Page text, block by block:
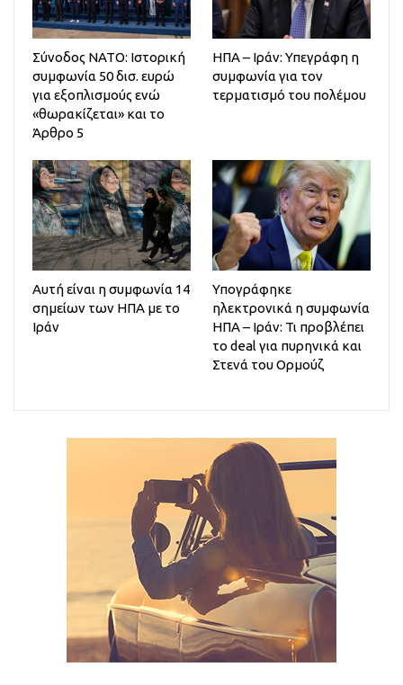
Σύνοδος ΝΑΤΟ: Ιστορική
συμφωνία 50 δισ. ευρώ
για εξοπλισμούς ενώ
«θωρακίζεται» και το
Άρθρο 5
ΗΠΑ – Ιράν: Υπεγράφη η
συμφωνία για τον
τερματισμό του πολέμου
Αυτή είναι η συμφωνία 14
σημείων των ΗΠΑ με το
Ιράν
Υπογράφηκε
ηλεκτρονικά η συμφωνία
ΗΠΑ – Ιράν: Τι προβλέπει
το deal για πυρηνικά και
Στενά του Ορμούζ